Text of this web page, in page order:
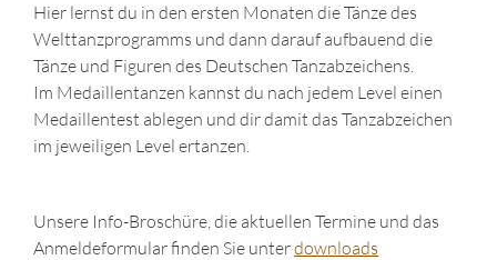
Hier lernst du in den ersten Monaten die Tänze des
Welttanzprogramms und dann darauf aufbauend die
Tänze und Figuren des Deutschen Tanzabzeichens.
Im Medaillentanzen kannst du nach jedem Level einen
Medaillentest ablegen und dir damit das Tanzabzeichen
im jeweiligen Level ertanzen.
Unsere Info-Broschüre, die aktuellen Termine und das
Anmeldeformular finden Sie unterdownloads